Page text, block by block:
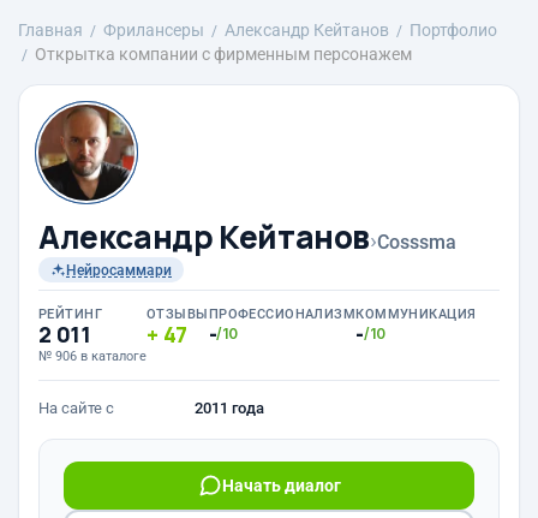
Главная Фрилансеры Александр Кейтанов
Портфолио
Открытка компании с фирменным персонажем
Александр Кейтанов›Cosssma
Нейросаммари
РЕЙТИНГ
2 011
№ 906 в каталоге
ОТЗЫВЫ
47
ПРОФЕССИОНАЛИЗМ
-/10
КОММУНИКАЦИЯ
-/10
На сайте с 2011 года
Начать диалог